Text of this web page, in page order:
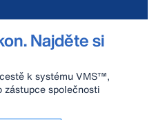
Najděte si
k systému VMS™,
zástupce společnosti